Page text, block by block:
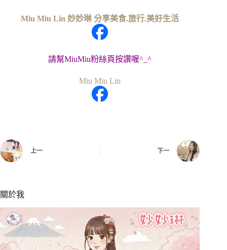
Miu Miu Lin 妙妙琳 分享美食.旅行.美好生活
請幫MiuMiu粉絲頁按讚喔^_^
Miu Miu Lin
上一 下一
關於我